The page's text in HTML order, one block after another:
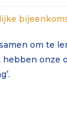
om te
onze